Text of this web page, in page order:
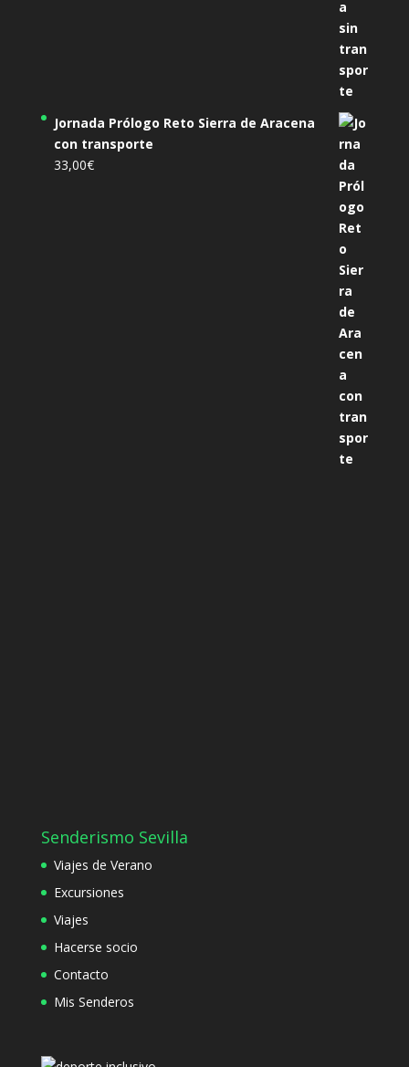
Jornada Prólogo Reto Sierra de Aracena
con transporte
33,00€
Senderismo Sevilla
Viajes de Verano
Excursiones
Viajes
Hacerse socio
Contacto
Mis Senderos